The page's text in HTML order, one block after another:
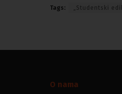
Tags: „Studentski
O nama